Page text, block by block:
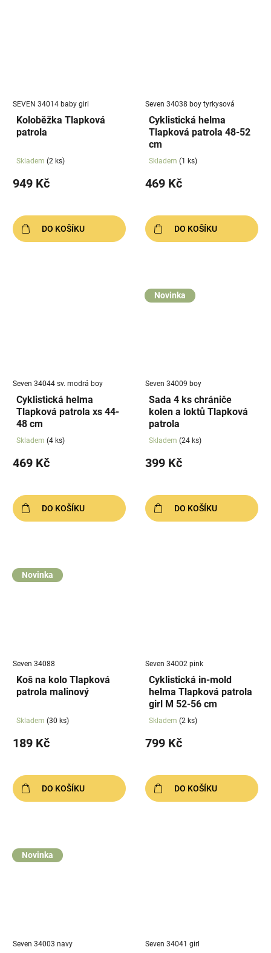
SEVEN 34014 baby girl
Koloběžka Tlapková
patrola
Skladem (2 ks)
949 Kč
DO KOŠÍKU
Seven 34038 boy tyrkysová
Cyklistická helma
Tlapková patrola 48-52
cm
Skladem (1 ks)
469 Kč
DO KOŠÍKU
Seven 34044 sv. modrá boy
Cyklistická helma
Tlapková patrola xs 44-
48 cm
Skladem (4 ks)
469 Kč
DO KOŠÍKU
Novinka
Seven 34009 boy
Sada 4 ks chrániče
kolen a loktů Tlapková
patrola
Skladem (24 ks)
399 Kč
DO KOŠÍKU
Novinka
Seven 34088
Koš na kolo Tlapková
patrola malinový
Skladem (30 ks)
189 Kč
DO KOŠÍKU
Seven 34002 pink
Cyklistická in-mold
helma Tlapková patrola
girl M 52-56 cm
Skladem (2 ks)
799 Kč
DO KOŠÍKU
Novinka
Seven 34003 navy Seven 34041 girl